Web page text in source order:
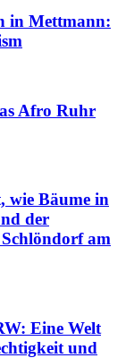
in Mettmann:
Afro Ruhr
wie Bäume in
der
am
Eine Welt
und